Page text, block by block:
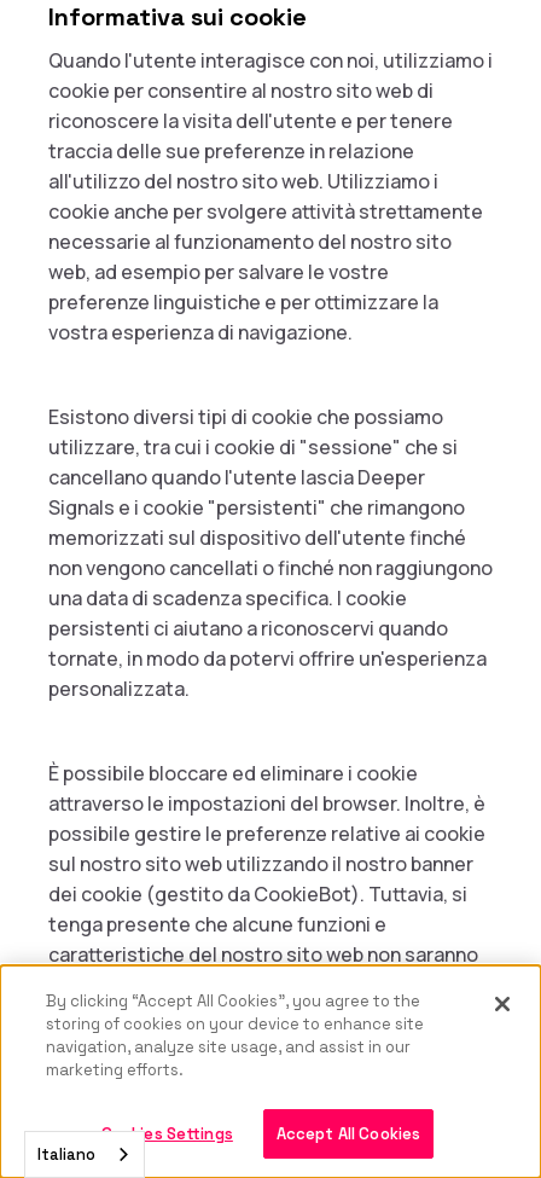
Informativa sui cookie
Quando l'utente interagisce con noi, utilizziamo i
cookie per consentire al nostro sito web di
riconoscere la visita dell'utente e per tenere
traccia delle sue preferenze in relazione
all'utilizzo del nostro sito web. Utilizziamo i
cookie anche per svolgere attività strettamente
necessarie al funzionamento del nostro sito
web, ad esempio per salvare le vostre
preferenze linguistiche e per ottimizzare la
vostra esperienza di navigazione.
Esistono diversi tipi di cookie che possiamo
utilizzare, tra cui i cookie di "sessione" che si
cancellano quando l'utente lascia Deeper
Signals e i cookie "persistenti" che rimangono
memorizzati sul dispositivo dell'utente finché
non vengono cancellati o finché non raggiungono
una data di scadenza specifica. I cookie
persistenti ci aiutano a riconoscervi quando
tornate, in modo da potervi offrire un'esperienza
personalizzata.
È possibile bloccare ed eliminare i cookie
attraverso le impostazioni del browser. Inoltre, è
possibile gestire le preferenze relative ai cookie
sul nostro sito web utilizzando il nostro banner
dei cookie (gestito da CookieBot). Tuttavia, si
tenga presente che alcune funzioni e
caratteristiche del nostro sito web non saranno
compresi quelli essenziali.
non abbiamo alcun controllo sulle modalità di
utilizzo di tali cookie. In questi casi, si consiglia
Italiano
By clicking “Accept All Cookies”, you agree to the
storing of cookies on your device to enhance site
navigation, analyze site usage, and assist in our
marketing efforts.
Cookies Settings Accept All Cookies